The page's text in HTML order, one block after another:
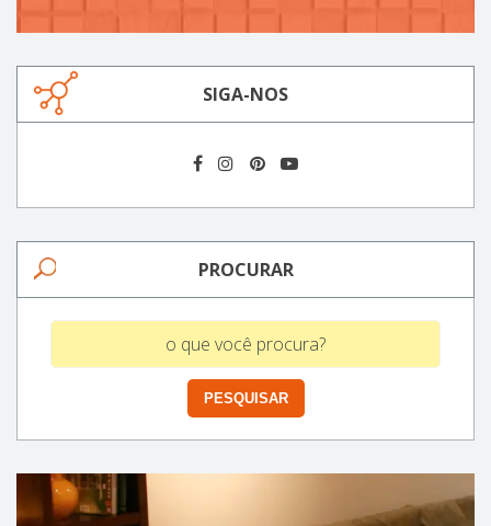
SIGA-NOS
PROCURAR